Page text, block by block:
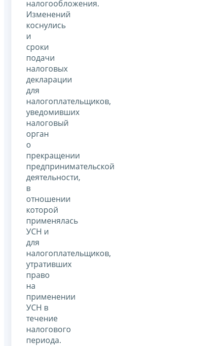
налогообложения.
Изменений
коснулись
и
сроки
подачи
налоговых
декларации
для
налогоплательщиков,
уведомивших
налоговый
орган
о
прекращении
предпринимательской
деятельности,
в
отношении
которой
применялась
УСН и
для
налогоплательщиков,
утративших
право
на
применении
УСН в
течение
налогового
периода.